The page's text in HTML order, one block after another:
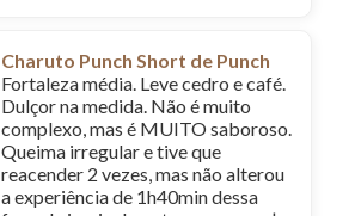
Charuto Punch Short de Punch
Fortaleza média. Leve cedro e café.
Dulçor na medida. Não é muito
complexo, mas é MUITO saboroso.
Queima irregular e tive que
reacender 2 vezes, mas não alterou
a experiência de 1h40min dessa